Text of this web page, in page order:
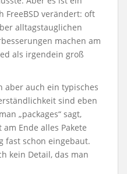
FreeBSD verändert: oft
alltagstauglichen
machen am
als irgendein groß
aber auch ein typisches
sind eben
„packages“ sagt,
Ende alles Pakete
fast schon eingebaut.
kein Detail, das man